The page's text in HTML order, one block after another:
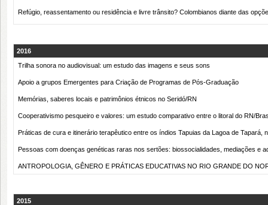
Refúgio, reassentamento ou residência e livre trânsito? Colombianos diante das
2016
Trilha sonora no audiovisual: um estudo das imagens e seus sons
Apoio a grupos Emergentes para Criação de Programas de Pós-Graduação
Memórias, saberes locais e patrimônios étnicos no Seridó/RN
Cooperativismo pesqueiro e valores: um estudo comparativo entre o litoral do RN/
Práticas de cura e itinerário terapêutico entre os índios Tapuias da Lagoa de Tapará,
Pessoas com doenças genéticas raras nos sertões: biossocialidades, mediações e
ANTROPOLOGIA, GÊNERO E PRÁTICAS EDUCATIVAS NO RIO GRANDE DO
2015